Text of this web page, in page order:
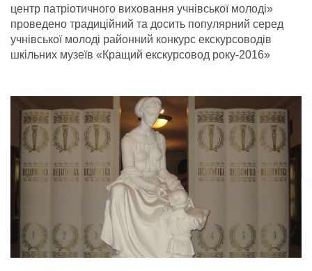
центр патріотичного виховання учнівської молоді»
проведено традиційний та досить популярний серед
учнівської молоді районний конкурс екскурсоводів
шкільних музеїв «Кращий екскурсовод року-2016»